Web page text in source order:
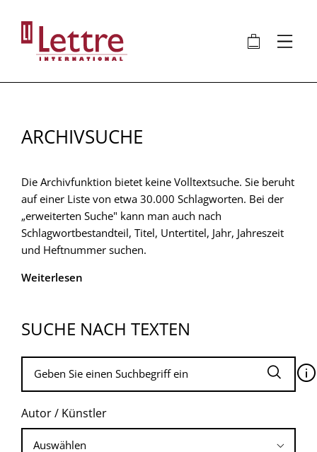
Inhalt
🛍 ⋮
ARCHIVSUCHE
Die Archivfunktion bietet keine Volltextsuche. Sie beruht
auf einer Liste von etwa 30.000 Schlagworten. Bei der
„erweiterten Suche" kann man auch nach
Schlagwortbestandteil, Titel, Untertitel, Jahr, Jahreszeit
und Heftnummer suchen.
Weiterlesen
SUCHE NACH TEXTEN
🛈
Autor / Künstler